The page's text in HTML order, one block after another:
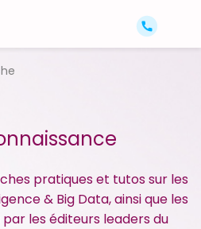
pratiques et tutos sur les
& Big Data, ainsi que les
les éditeurs leaders du